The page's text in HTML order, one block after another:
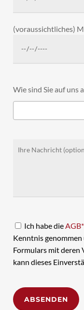
(voraussichtliches)
Wie sind Sie auf uns
Ich habe dieAGB*
Kenntnis
Formulars mit deren
kann dieses